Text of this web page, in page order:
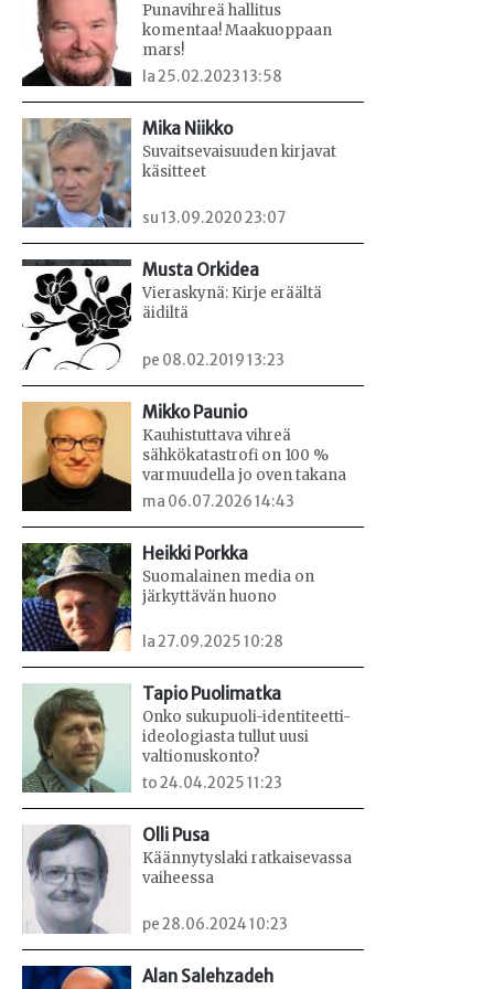
Punavihreä hallitus
komentaa! Maakuoppaan
mars!
la 25.02.2023 13:58
Mika Niikko
Suvaitsevaisuuden kirjavat
käsitteet
su 13.09.2020 23:07
Musta Orkidea
Vieraskynä: Kirje eräältä
äidiltä
pe 08.02.2019 13:23
Mikko Paunio
Kauhistuttava vihreä
sähkökatastrofi on 100 %
varmuudella jo oven takana
ma 06.07.2026 14:43
Heikki Porkka
Suomalainen media on
järkyttävän huono
la 27.09.2025 10:28
Tapio Puolimatka
Onko sukupuoli-identiteetti-
ideologiasta tullut uusi
valtionuskonto?
to 24.04.2025 11:23
Olli Pusa
Käännytyslaki ratkaisevassa
vaiheessa
pe 28.06.2024 10:23
Alan Salehzadeh